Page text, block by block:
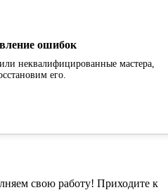
ошибок
неквалифицированные мастера,
его.
свою работу! Приходите к